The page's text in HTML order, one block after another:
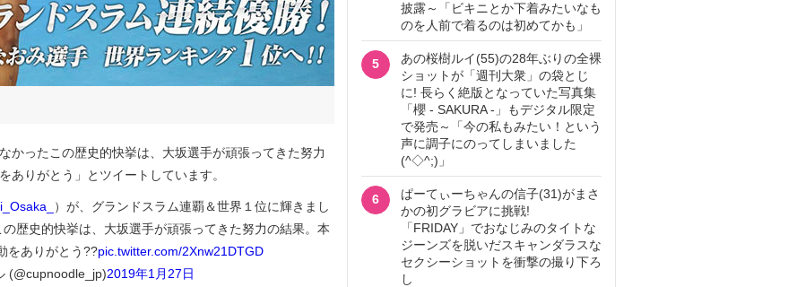
ったこの歴史的快挙は、大坂選手が頑張ってきた努力
ありがとう」とツイートしています。
）が、グランドスラム連覇＆世界１位に輝きまし
歴史的快挙は、大坂選手が頑張ってきた努力の結果。本
をありがとう??pic.twitter.com/2Xnw21DTGD
(@cupnoodle_jp)2019年1月27日
披露～「ビキニとか下着みたいなも
のを人前で着るのは初めてかも」
5
あの桜樹ルイ(55)の28年ぶりの全裸
ショットが「週刊大衆」の袋とじ
に! 長らく絶版となっていた写真集
「櫻 - SAKURA -」もデジタル限定
で発売～「今の私もみたい！という
声に調子にのってしまいました
(^◇^;)」
6
ぱーてぃーちゃんの信子(31)がまさ
かの初グラビアに挑戦!
「FRIDAY」でおなじみのタイトな
ジーンズを脱いだスキャンダラスな
セクシーショットを衝撃の撮り下ろ
し